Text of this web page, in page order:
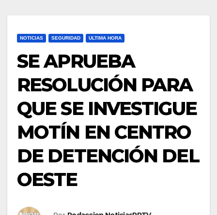
NOTICIAS SEGURIDAD ULTIMA HORA
SE APRUEBA
RESOLUCIÓN PARA
QUE SE INVESTIGUE
MOTÍN EN CENTRO
DE DETENCIÓN DEL
OESTE